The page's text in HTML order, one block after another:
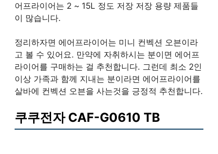
어프라이어는 2 ~ 15L 정도 저장 저장 용량 제품들
이 많습니다.
정리하자면 에어프라이어는 미니 컨벡션 오븐이라
고 볼 수 있어요. 만약에 자취하시는 분이면 에어프
라이어를 구매하는 걸 추천합니다. 그런데 최소 2인
이상 가족과 함께 지내는 분이라면 에어프라이어를
살바에 컨벡션 오븐을 사는것을 긍정적 추천합니다.
쿠쿠전자 CAF-G0610 TB